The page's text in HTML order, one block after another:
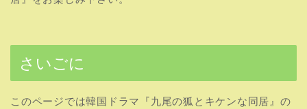
さいごに
このページでは韓国ドラマ『九尾の狐とキケンな同居』の